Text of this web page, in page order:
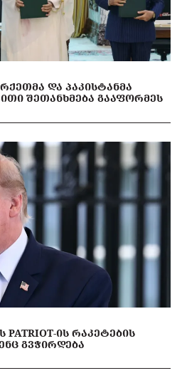
ᲓᲐ ᲞᲐᲙᲘᲡᲢᲐᲜᲛᲐ
ᲨᲔᲗᲐᲜᲮᲛᲔᲑᲐ ᲒᲐᲐᲤᲝᲠᲛᲔᲡ
ᲘᲡ ᲠᲐᲙᲔᲢᲔᲑᲘᲡ
ᲒᲕᲭᲘᲠᲓᲔᲑᲐ